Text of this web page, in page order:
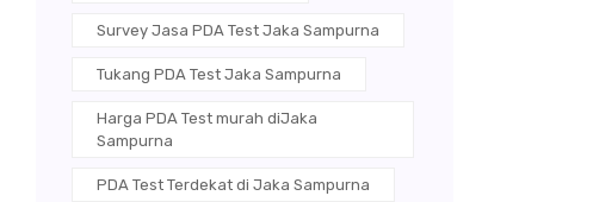
Survey Jasa PDA Test Jaka Sampurna
Tukang PDA Test Jaka Sampurna
Harga PDA Test murah diJaka
Sampurna
PDA Test Terdekat di Jaka Sampurna